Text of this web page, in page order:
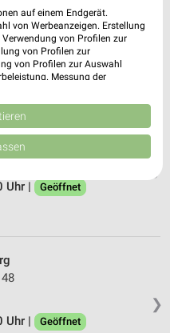
Uhr | Öffnet in 28 Min.
2 Prospekte
❯
Uhr |
Geöffnet
❯
Uhr |
Geöffnet
auf einem Endgerät.
von Werbeanzeigen. Erstellung
von Profilen zur
von Profilen zur
von Profilen zur Auswahl
Messung der
Quellen. Entwicklung und
reduzierter Daten zur Auswahl
Union weitergegeben und in die
Auswahl von